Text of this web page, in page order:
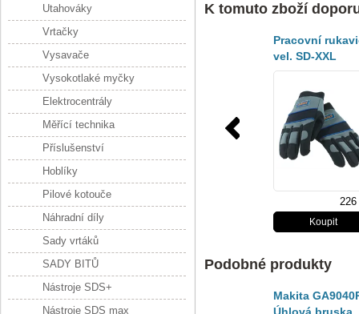
K tomuto zboží
Pracovní
vel. SD-XXL
Podobné produkty
Makita
Utahováky
Vrtačky
Vysavače
Vysokotlaké myčky
Elektrocentrály
Měřící technika
Příslušenství
Hoblíky
Pilové kotouče
Náhradní díly
Sady vrtáků
SADY BITŮ
Nástroje SDS+
Nástroje SDS max